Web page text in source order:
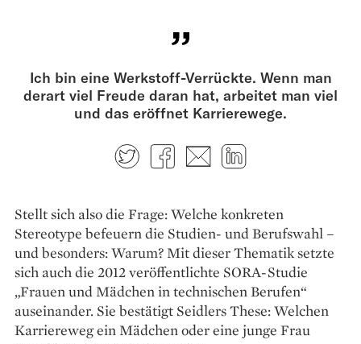
Ich bin eine Werkstoff-Verrückte. Wenn man
derart viel Freude daran hat, arbeitet man viel
und das eröffnet Karrierewege.
TwitterFacebook
E-mail
Stellt sich also die Frage: Welche konkreten
Stereotype befeuern die Studien- und Berufswahl –
und besonders: Warum? Mit dieser Thematik setzte
sich auch die 2012 veröffentlichte SORA-Studie
„Frauen und Mädchen in technischen Berufen“
auseinander. Sie bestätigt Seidlers These: Welchen
Karriereweg ein Mädchen oder eine junge Frau